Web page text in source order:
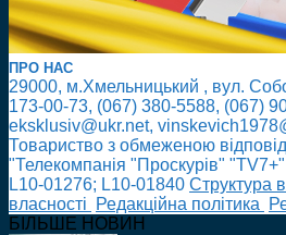
ПРО НАС
29000, м.Хмельницький , вул.
173-00-73, (067) 380-5588, (067)
eksklusiv@ukr.net,
Товариство з обмеженою
"Телекомпанія "Проскурів"
L10-01276; L10-01840 Cтруктура
власності
Редакційна політика
БІЛЬШЕ НОВИН